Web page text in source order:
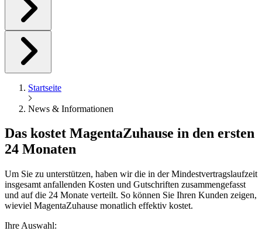
Startseite
News & Informationen
Das kostet MagentaZuhause in den ersten
24 Monaten
Um Sie zu unterstützen, haben wir die in der Mindestvertragslaufzeit
insgesamt anfallenden Kosten und Gutschriften zusammengefasst
und auf die 24 Monate verteilt. So können Sie Ihren Kunden zeigen,
wieviel MagentaZuhause monatlich effektiv kostet.
Ihre Auswahl: